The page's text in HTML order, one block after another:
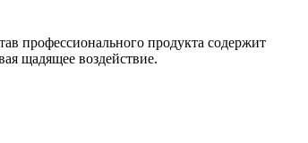
профессионального продукта содержит
щадящее воздействие.